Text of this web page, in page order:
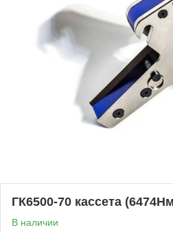
ГК6500-70 кассета
В наличии